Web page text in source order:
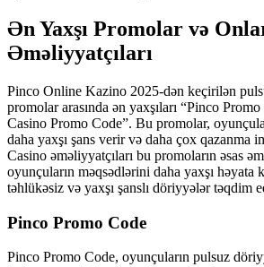
Ən Yaxşı Promolar və
Əməliyyatçıları
Pinco Online Kazino 2025-dən keçirilən
promolar arasında ən yaxşıları “Pinco
Casino Promo Code”. Bu promolar,
daha yaxşı şans verir və daha çox qazanma
Casino əməliyyatçıları bu promoların əsas
oyunçuların məqsədlərini daha yaxşı həyata
təhlükəsiz və yaxşı şanslı döriyyələr təqdim
Pinco Promo Code
Pinco Promo Code, oyunçuların pulsuz